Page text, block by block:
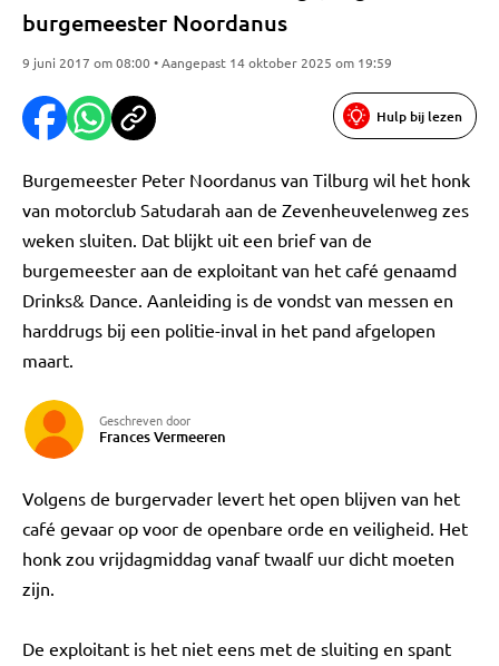
burgemeester Noordanus
9 juni 2017 om 08:00 • Aangepast 14 oktober 2025 om 19:59
Hulp bij lezen
Burgemeester Peter Noordanus van Tilburg wil het honk
van motorclub Satudarah aan de Zevenheuvelenweg zes
weken sluiten. Dat blijkt uit een brief van de
burgemeester aan de exploitant van het café genaamd
Drinks& Dance. Aanleiding is de vondst van messen en
harddrugs bij een politie-inval in het pand afgelopen
maart.
Geschreven door
Frances Vermeeren
Volgens de burgervader levert het open blijven van het
café gevaar op voor de openbare orde en veiligheid. Het
honk zou vrijdagmiddag vanaf twaalf uur dicht moeten
zijn.
De exploitant is het niet eens met de sluiting en spant